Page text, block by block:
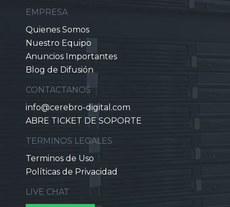
EMPRESA
Quienes Somos
Nuestro Equipo
Anuncios Importantes
Blog de Difusión
CONTACTANOS
info@cerebro-digital.com
ABRE TICKET DE SOPORTE
TERMINOS LEGALES
Terminos de Uso
Políticas de Privacidad
LIVE CHAT